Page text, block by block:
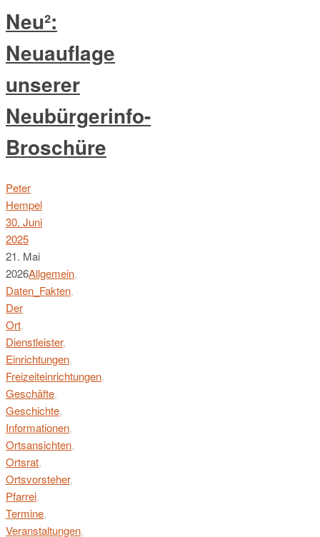
Neu²:
Neuauflage
unserer
Neubürgerinfo-
Broschüre
Peter
Hempel
30. Juni
2025
21. Mai
2026Allgemein,
Daten_Fakten,
Der
Ort,
Dienstleister,
Einrichtungen,
Freizeiteinrichtungen,
Geschäfte,
Geschichte,
Informationen,
Ortsansichten,
Ortsrat,
Ortsvorsteher,
Pfarrei,
Termine,
Veranstaltungen,